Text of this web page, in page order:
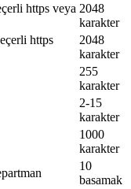
https veya 2048
karakter
https
2048
karakter
255
karakter
2-15
karakter
1000
karakter
10
basamak